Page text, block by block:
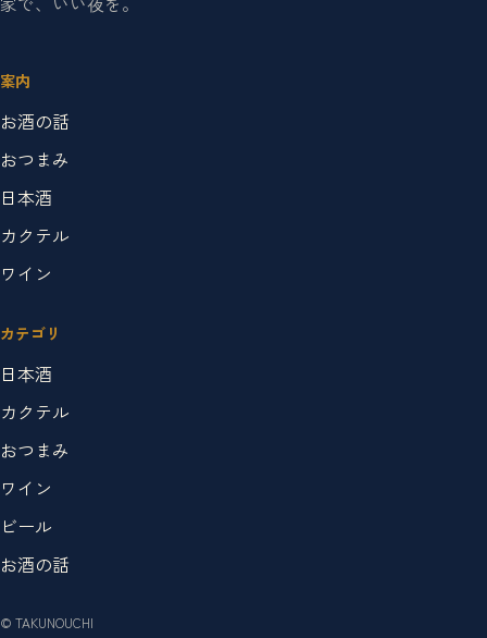
案内
お酒の話
おつまみ
日本酒
カクテル
ワイン
カテゴリ
日本酒
カクテル
おつまみ
ワイン
ビール
お酒の話
© TAKUNOUCHI